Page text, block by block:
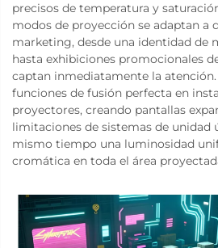
precisos de temperatura y
modos de proyección se adaptan a
marketing, desde una identidad de
hasta exhibiciones promocionales
captan inmediatamente la
funciones de fusión perfecta en
proyectores, creando pantallas
limitaciones de sistemas de unidad
mismo tiempo una luminosidad
cromática en toda el área